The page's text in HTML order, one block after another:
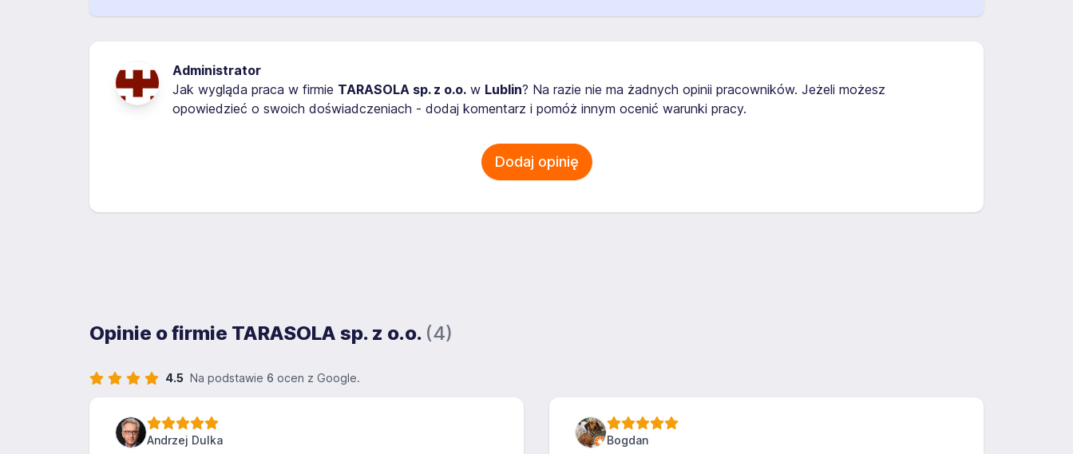
Administrator
Jak wygląda praca w firmie TARASOLA sp. z o.o. w Lublin? Na razie nie ma żadnych opinii pracowników. Jeżeli możesz
opowiedzieć o swoich doświadczeniach - dodaj komentarz i pomóż innym ocenić warunki pracy.
Dodaj opinię
Opinie o firmie TARASOLA sp. z o.o. (4)
4.5 Na podstawie 6 ocen z Google.
Andrzej Dulka Bogdan